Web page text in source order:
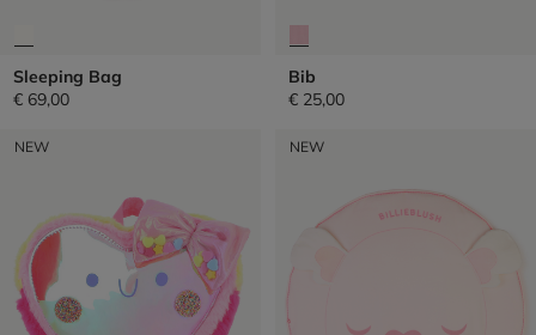
Sleeping Bag
€ 69,00
Bib
€ 25,00
NEW NEW